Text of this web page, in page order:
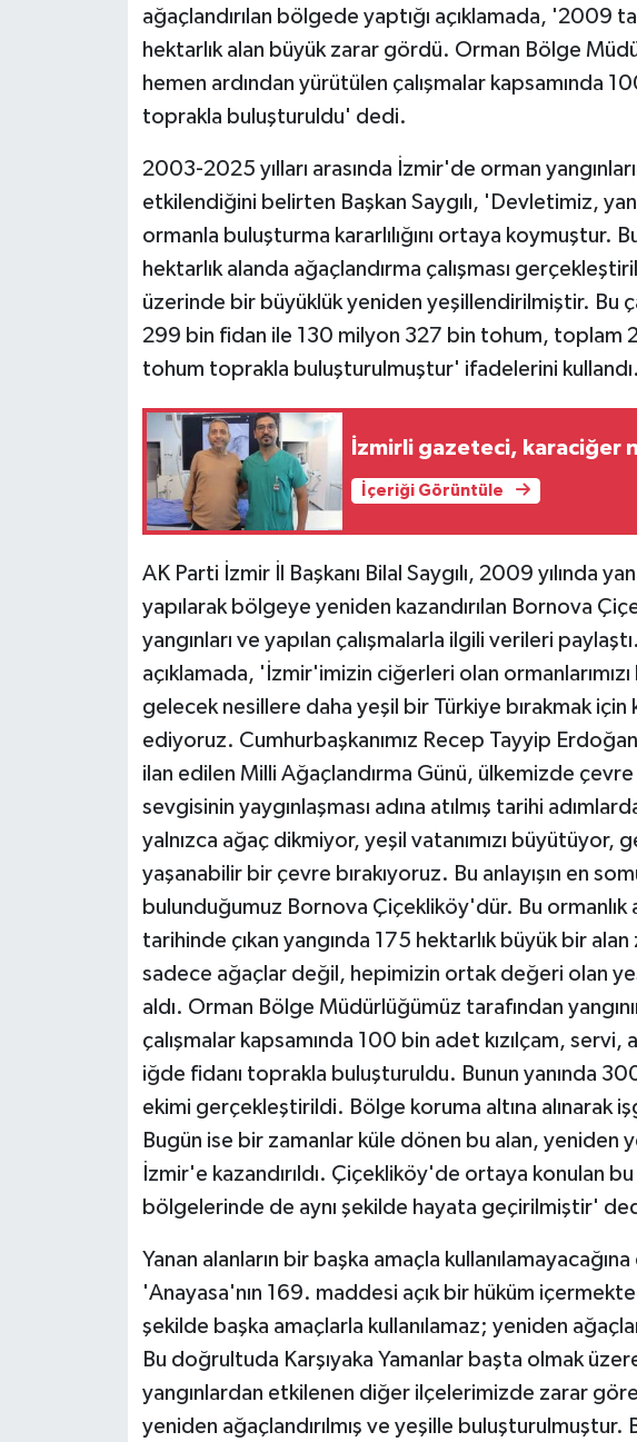
ağaçlandırılan bölgede yaptığı açıklamada, '2009
hektarlık alan büyük zarar gördü. Orman Bölge
hemen ardından yürütülen çalışmalar kapsamında
toprakla buluşturuldu' dedi.
2003-2025 yılları arasında İzmir'de orman
etkilendiğini belirten Başkan Saygılı, 'Devletimiz,
ormanla buluşturma kararlılığını ortaya koymuştur.
hektarlık alanda ağaçlandırma çalışması
üzerinde bir büyüklük yeniden yeşillendirilmiştir. Bu
299 bin fidan ile 130 milyon 327 bin tohum, toplam
tohum toprakla buluşturulmuştur' ifadelerini kullandı.
İzmirli gazeteci, karaciğer
İçeriği Görüntüle
AK Parti İzmir İl Başkanı Bilal Saygılı, 2009 yılında
yapılarak bölgeye yeniden kazandırılan Bornova
yangınları ve yapılan çalışmalarla ilgili verileri
açıklamada, 'İzmir'imizin ciğerleri olan
gelecek nesillere daha yeşil bir Türkiye bırakmak için
ediyoruz. Cumhurbaşkanımız Recep Tayyip
ilan edilen Milli Ağaçlandırma Günü, ülkemizde
sevgisinin yaygınlaşması adına atılmış tarihi
yalnızca ağaç dikmiyor, yeşil vatanımızı büyütüyor,
yaşanabilir bir çevre bırakıyoruz. Bu anlayışın en
bulunduğumuz Bornova Çiçekliköy'dür. Bu
tarihinde çıkan yangında 175 hektarlık büyük bir
sadece ağaçlar değil, hepimizin ortak değeri olan
aldı. Orman Bölge Müdürlüğümüz tarafından
çalışmalar kapsamında 100 bin adet kızılçam, servi,
iğde fidanı toprakla buluşturuldu. Bunun yanında
ekimi gerçekleştirildi. Bölge koruma altına alınarak
Bugün ise bir zamanlar küle dönen bu alan, yeniden
İzmir'e kazandırıldı. Çiçekliköy'de ortaya konulan
bölgelerinde de aynı şekilde hayata geçirilmiştir'
Yanan alanların bir başka amaçla
'Anayasa'nın 169. maddesi açık bir hüküm
şekilde başka amaçlarla kullanılamaz; yeniden
Bu doğrultuda Karşıyaka Yamanlar başta olmak
yangınlardan etkilenen diğer ilçelerimizde zarar
yeniden ağaçlandırılmış ve yeşille
İş Dünyası
KÜLTÜR SANAT
Otomobil
SPOR HABERLERİ
TEKNOLOJİ
ÜLKE GÜNDEMİ
Yerel Haberler